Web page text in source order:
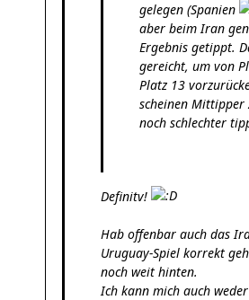
gelegen (Spanien
aber beim Iran
Ergebnis getippt.
gereicht, um von
Platz 13
scheinen Mittipper
noch schlechter
Definitv!
Hab offenbar auch das
Uruguay-Spiel korrekt
noch weit hinten.
Ich kann mich auch